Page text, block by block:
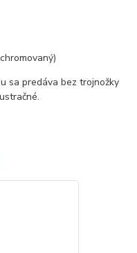
sa predáva bez trojnožky